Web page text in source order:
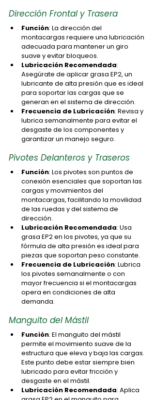
Dirección Frontal y Trasera
Función: La dirección del
montacargas requiere una lubricación
adecuada para mantener un giro
suave y evitar bloqueos.
Lubricación Recomendada:
Asegúrate de aplicar grasa EP2, un
lubricante de alta presión que es ideal
para soportar las cargas que se
generan en el sistema de dirección.
Frecuencia de Lubricación: Revisa y
lubrica semanalmente para evitar el
desgaste de los componentes y
garantizar un manejo seguro.
Pivotes Delanteros y Traseros
Función: Los pivotes son puntos de
conexión esenciales que soportan las
cargas y movimientos del
montacargas, facilitando la movilidad
de las ruedas y del sistema de
dirección.
Lubricación Recomendada: Usa
grasa EP2 en los pivotes, ya que su
fórmula de alta presión es ideal para
piezas que soportan peso constante.
Frecuencia de Lubricación: Lubrica
los pivotes semanalmente o con
mayor frecuencia si el montacargas
opera en condiciones de alta
demanda.
Manguito del Mástil
Función: El manguito del mástil
permite el movimiento suave de la
estructura que eleva y baja las cargas.
Este punto debe estar siempre bien
lubricado para evitar fricción y
desgaste en el mástil.
Lubricación Recomendada: Aplica